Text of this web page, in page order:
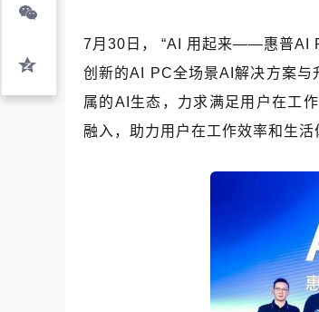
7月30日， “AI 用起来——惠普AI
创新的AI PC全场景AI解决方案与
属的AI生态，力求满足用户在工
融入，助力用户在工作效率和生活